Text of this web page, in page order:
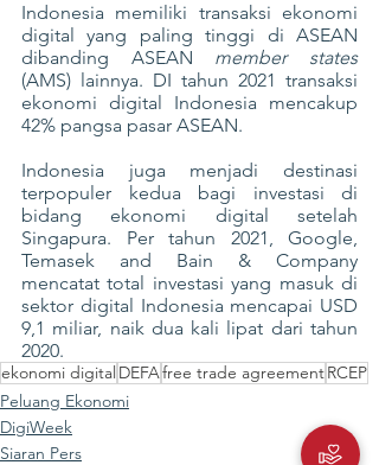
Indonesia memiliki transaksi ekonomi
digital yang paling tinggi di ASEAN
dibanding ASEAN member states
(AMS) lainnya. DI tahun 2021 transaksi
ekonomi digital Indonesia mencakup
42% pangsa pasar ASEAN.
Indonesia juga menjadi destinasi
terpopuler kedua bagi investasi di
bidang ekonomi digital setelah
Singapura. Per tahun 2021, Google,
Temasek and Bain & Company
mencatat total investasi yang masuk di
sektor digital Indonesia mencapai USD
9,1 miliar, naik dua kali lipat dari tahun
2020.
ekonomi digital DEFAfree trade agreementRCEP
Peluang Ekonomi
DigiWeek
Siaran Pers